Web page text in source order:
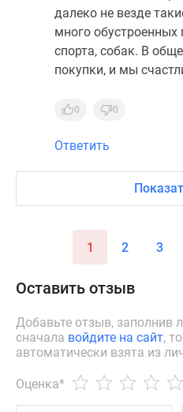
далеко не везде
много
спорта, собак. В
покупки, и мы
0 0
Ответить
1 2 3
Оставить отзыв
Добавьте отзыв, заполнив
сначала войдите на сайт,
автоматически взята из
Оценка*